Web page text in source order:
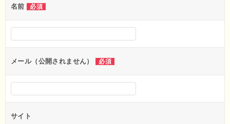
ー
ョ
名前 必須
メール（公開されません） 必須
サイト